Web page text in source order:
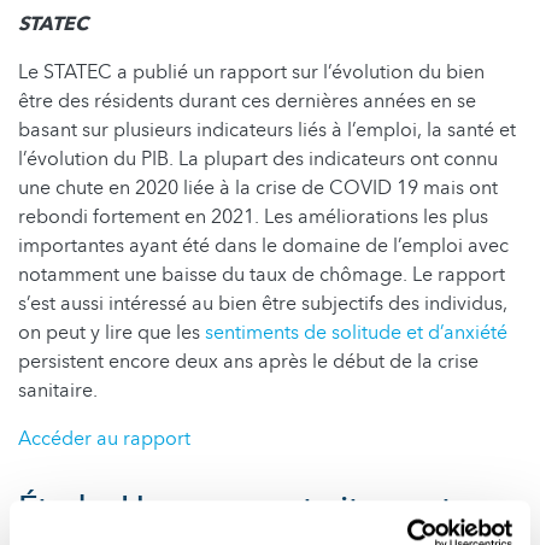
STATEC
Le STATEC a publié un rapport sur l’évolution du bien
être des résidents durant ces dernières années en se
basant sur plusieurs indicateurs liés à l’emploi, la santé et
l’évolution du PIB. La plupart des indicateurs ont connu
une chute en 2020 liée à la crise de COVID 19 mais ont
rebondi fortement en 2021. Les améliorations les plus
importantes ayant été dans le domaine de l’emploi avec
notamment une baisse du taux de chômage. Le rapport
s’est aussi intéressé au bien être subjectifs des individus,
on peut y lire que lessentiments de solitude et d’anxiété
persistent encore deux ans après le début de la crise
sanitaire.
Accéder au rapport
Étude: Un nouveau traitement